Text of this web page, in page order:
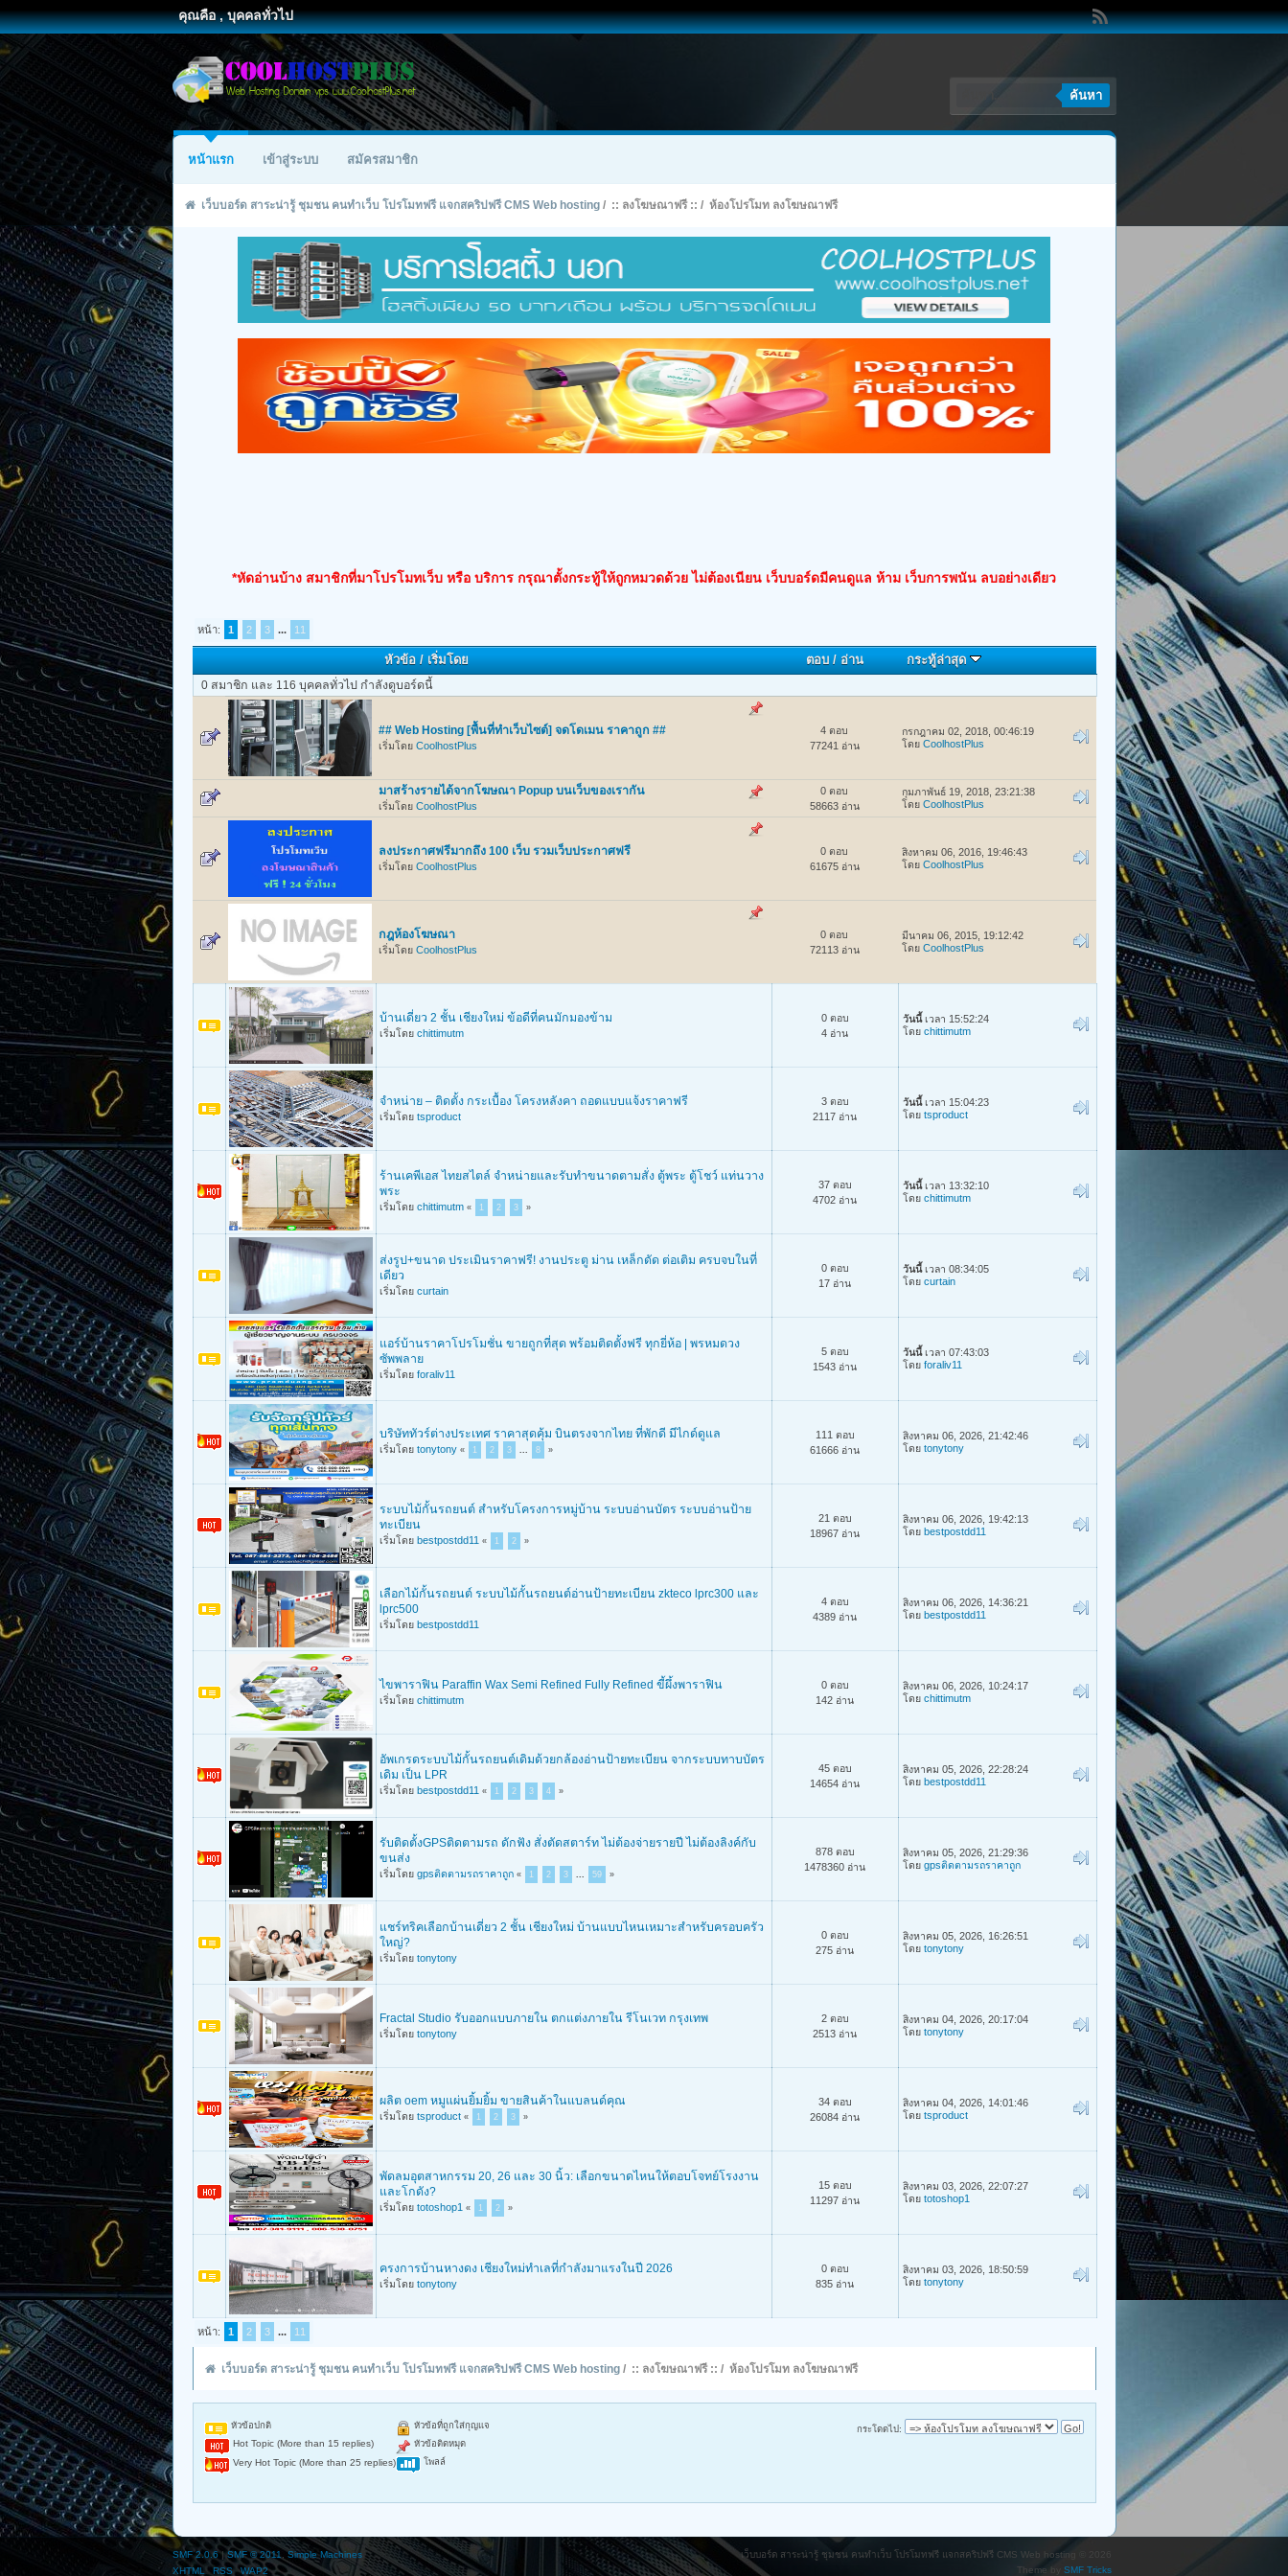
คุณคือ , บุคคลทั่วไป
ค้นหา
หน้าแรก เข้าสู่ระบบ สมัครสมาชิก
เว็บบอร์ด สาระน่ารู้ ชุมชน คนทำเว็บ โปรโมทฟรี แจกสคริปฟรี CMS Web hosting/ :: ลงโฆษณาฟรี :: / ห้องโปรโมท ลงโฆษณาฟรี
*หัดอ่านบ้าง สมาชิกที่มาโปรโมทเว็บ หรือ บริการ กรุณาตั้งกระทู้ให้ถูกหมวดด้วย ไม่ต้องเนียน เว็บบอร์ดมีคนดูแล ห้าม เว็บการพนัน ลบอย่างเดียว
หน้า: 1 2 3 ... 11
หัวข้อ/เริ่มโดย ตอบ/อ่าน กระทู้ล่าสุด
0 สมาชิก และ 116 บุคคลทั่วไป กำลังดูบอร์ดนี้
## Web Hosting [พื้นที่ทำเว็บไซต์] จดโดเมน ราคาถูก ##
เริ่มโดย CoolhostPlus
4 ตอบ
77241 อ่าน
กรกฎาคม 02, 2018, 00:46:19
โดย CoolhostPlus
มาสร้างรายได้จากโฆษณา Popup บนเว็บของเรากัน
เริ่มโดย CoolhostPlus
0 ตอบ
58663 อ่าน
กุมภาพันธ์ 19, 2018, 23:21:38
โดย CoolhostPlus
ลงประกาศฟรีมากถึง 100 เว็บ รวมเว็บประกาศฟรี
เริ่มโดย CoolhostPlus
0 ตอบ
61675 อ่าน
สิงหาคม 06, 2016, 19:46:43
โดย CoolhostPlus
กฎห้องโฆษณา
เริ่มโดย CoolhostPlus
0 ตอบ
72113 อ่าน
มีนาคม 06, 2015, 19:12:42
โดย CoolhostPlus
บ้านเดี่ยว 2 ชั้น เชียงใหม่ ข้อดีที่คนมักมองข้าม
เริ่มโดย chittimutm
0 ตอบ
4 อ่าน
วันนี้เวลา 15:52:24
โดย chittimutm
จำหน่าย – ติดตั้ง กระเบื้อง โครงหลังคา ถอดแบบแจ้งราคาฟรี
เริ่มโดย tsproduct
3 ตอบ
2117 อ่าน
วันนี้เวลา 15:04:23
โดย tsproduct
ร้านเคพีเอส ไทยสไตล์ จำหน่ายและรับทำขนาดตามสั่ง ตู้พระ ตู้โชว์ แท่นวาง
พระ
เริ่มโดย chittimutm « 1 2 3 »
37 ตอบ
4702 อ่าน
วันนี้เวลา 13:32:10
โดย chittimutm
ส่งรูป+ขนาด ประเมินราคาฟรี! งานประตู ม่าน เหล็กดัด ต่อเติม ครบจบในที่
เดียว
เริ่มโดย curtain
0 ตอบ
17 อ่าน
วันนี้เวลา 08:34:05
โดย curtain
แอร์บ้านราคาโปรโมชั่น ขายถูกที่สุด พร้อมติดตั้งฟรี ทุกยี่ห้อ | พรหมดวง
ซัพพลาย
เริ่มโดย foraliv11
5 ตอบ
1543 อ่าน
วันนี้เวลา 07:43:03
โดย foraliv11
บริษัททัวร์ต่างประเทศ ราคาสุดคุ้ม บินตรงจากไทย ที่พักดี มีไกด์ดูแล
เริ่มโดย tonytony « 1 2 3 8 »
111 ตอบ
61666 อ่าน
สิงหาคม 06, 2026, 21:42:46
โดย tonytony
ระบบไม้กั้นรถยนต์ สำหรับโครงการหมู่บ้าน ระบบอ่านบัตร ระบบอ่านป้าย
ทะเบียน
เริ่มโดย bestpostdd11 « 1 2 »
21 ตอบ
18967 อ่าน
สิงหาคม 06, 2026, 19:42:13
โดย bestpostdd11
เลือกไม้กั้นรถยนต์ ระบบไม้กั้นรถยนต์อ่านป้ายทะเบียน zkteco lprc300 และ
lprc500
เริ่มโดย bestpostdd11
4 ตอบ
4389 อ่าน
สิงหาคม 06, 2026, 14:36:21
โดย bestpostdd11
ไขพาราฟิน Paraffin Wax Semi Refined Fully Refined ขี้ผึ้งพาราฟิน
เริ่มโดย chittimutm
0 ตอบ
142 อ่าน
สิงหาคม 06, 2026, 10:24:17
โดย chittimutm
อัพเกรดระบบไม้กั้นรถยนต์เดิมด้วยกล้องอ่านป้ายทะเบียน จากระบบทาบบัตร
เดิม เป็น LPR
เริ่มโดย bestpostdd11 « 1 2 3 4 »
45 ตอบ
14654 อ่าน
สิงหาคม 05, 2026, 22:28:24
โดย bestpostdd11
รับติดตั้งGPSติดตามรถ ดักฟัง สั่งตัดสตาร์ท ไม่ต้องจ่ายรายปี ไม่ต้องลิงค์กับ
ขนส่ง
เริ่มโดย gpsติดตามรถราคาถูก « 1 2 3 59 »
878 ตอบ
1478360 อ่าน
สิงหาคม 05, 2026, 21:29:36
โดย gpsติดตามรถราคาถูก
แชร์ทริคเลือกบ้านเดี่ยว 2 ชั้น เชียงใหม่ บ้านแบบไหนเหมาะสำหรับครอบครัว
ใหญ่?
เริ่มโดย tonytony
0 ตอบ
275 อ่าน
สิงหาคม 05, 2026, 16:26:51
โดย tonytony
Fractal Studio รับออกแบบภายใน ตกแต่งภายใน รีโนเวท กรุงเทพ
เริ่มโดย tonytony
2 ตอบ
2513 อ่าน
สิงหาคม 04, 2026, 20:17:04
โดย tonytony
ผลิต oem หมูแผ่นยิ้มยิ้ม ขายสินค้าในแบลนด์คุณ
เริ่มโดย tsproduct « 1 2 3 »
34 ตอบ
26084 อ่าน
สิงหาคม 04, 2026, 14:01:46
โดย tsproduct
พัดลมอุตสาหกรรม 20, 26 และ 30 นิ้ว: เลือกขนาดไหนให้ตอบโจทย์โรงงาน
และโกดัง?
เริ่มโดย totoshop1 « 1 2 »
15 ตอบ
11297 อ่าน
สิงหาคม 03, 2026, 22:07:27
โดย totoshop1
ครงการบ้านหางดง เชียงใหม่ทำเลที่กำลังมาแรงในปี 2026
เริ่มโดย tonytony
0 ตอบ
835 อ่าน
สิงหาคม 03, 2026, 18:50:59
โดย tonytony
หน้า: 1 2 3 ... 11
เว็บบอร์ด สาระน่ารู้ ชุมชน คนทำเว็บ โปรโมทฟรี แจกสคริปฟรี CMS Web hosting/ :: ลงโฆษณาฟรี :: / ห้องโปรโมท ลงโฆษณาฟรี
กระโดดไป:
หัวข้อปกติ
Hot Topic (More than 15 replies)
Very Hot Topic (More than 25 replies)
หัวข้อที่ถูกใส่กุญแจ
หัวข้อติดหมุด
โพลล์
เว็บบอร์ด สาระน่ารู้ ชุมชน คนทำเว็บ โปรโมทฟรี แจกสคริปฟรี CMS Web hosting © 2026
Theme by SMF Tricks
SMF 2.0.6|SMF © 2011 ,Simple Machines
XHTML
RSS WAP2